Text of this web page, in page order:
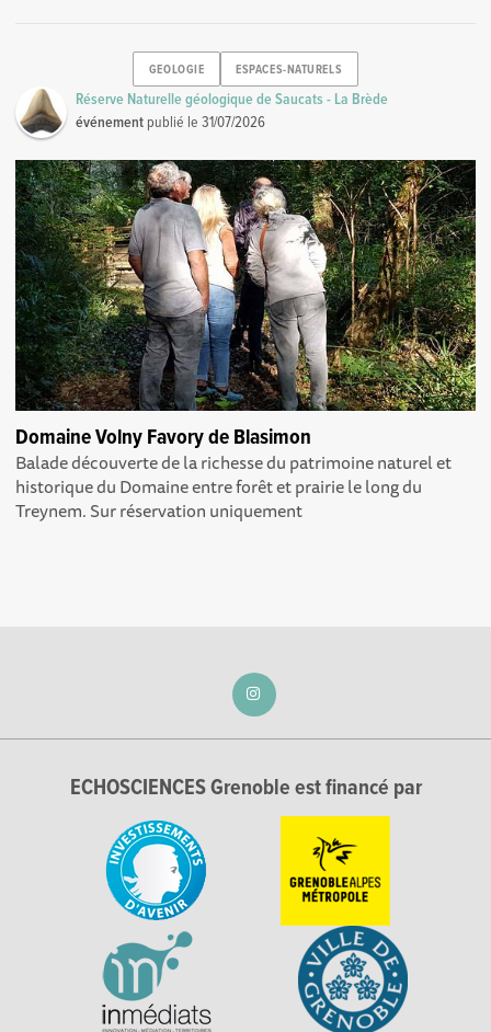
GEOLOGIE ESPACES-NATURELS
Réserve Naturelle géologique de Saucats - La Brède
événement publié le31/07/2026
Domaine Volny Favory de Blasimon
Balade découverte de la richesse du patrimoine naturel et
historique du Domaine entre forêt et prairie le long du
Treynem. Sur réservation uniquement
ECHOSCIENCES Grenoble est financé par